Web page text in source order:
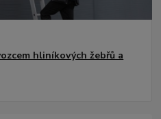
hliníkových žebřů a